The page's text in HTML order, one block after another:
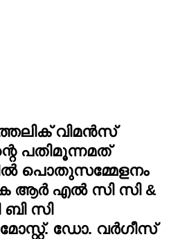
വിമൻസ്
പതിമൂന്നമത്
പൊതുസമ്മേളനം
ആർ എൽ സി സി &
സി
ഡോ. വർഗീസ്